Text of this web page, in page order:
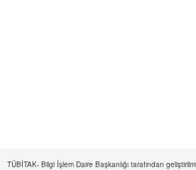
TÜBİTAK- Bilgi İşlem Daire Başkanlığı tarafından